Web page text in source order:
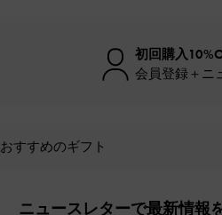
初回購入
会員登録＋ニ
おすすめのギフト
ニュースレターで最新情報